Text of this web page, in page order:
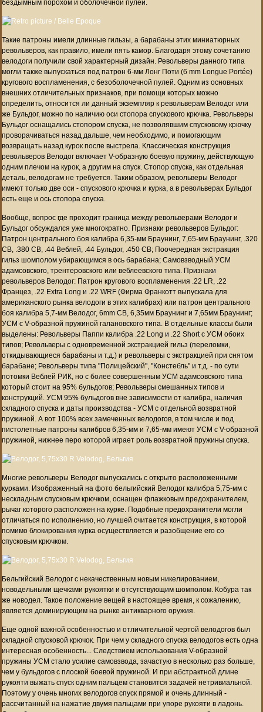
бездымным порохом и оболочечной пулей.
Такие патроны имели длинные гильзы, а барабаны этих миниатюрных
револьверов, как правило, имели пять камор. Благодаря этому сочетанию
велодоги получили свой характерный дизайн. Револьверы данного типа
могли также выпускаться под патрон 6-мм Лонг Поти (6 mm Longue Portée)
кругового воспламенения, с безоболочечной пулей. Одним из основных
внешних отличительных признаков, при помощи которых можно
определить, относится ли данный экземпляр к револьверам Велодог или
же Бульдог, можно по наличию оси стопора спускового крючка. Револьверы
Бульдог оснащались стопором спуска, не позволявшим спусковому крючку
проворачиваться назад дальше, чем необходимо, и помогающим
возвращать назад курок после выстрела. Классическая конструкция
револьверов Велодог включает V-образную боевую пружину, действующую
одним плечом на курок, а другим на спуск. Стопор спуска, как отдельная
деталь, велодогам не требуется. Таким образом, револьверы Велодог
имеют только две оси - спускового крючка и курка, а в револьверах Бульдог
есть еще и ось стопора спуска.
Вообще, вопрос где проходит граница между револьверами Велодог и
Бульдог обсуждался уже многократно. Признаки револьверов Бульдог:
Патрон центрального боя калибра 6,35-мм Браунинг, 7,65-мм Браунинг, .320
CB, .380 CB, .44 Веблей, .44 Бульдог, .450 CB; Поочередная экстракция
гильз шомполом убирающимся в ось барабана; Самовзводный УСМ
адамсовского, трентеровского или веблеевского типа. Признаки
револьверов Велодог: Патрон кругового воспламенения .22 LR, .22
Францез, .22 Extra Long и .22 WRF (Фирма Франкотт выпускала для
американского рынка велодоги в этих калибрах) или патрон центрального
боя калибра 5,7-мм Велодог, 6mm CB, 6,35мм Браунинг и 7,65мм Браунинг;
УСМ с V-образной пружиной галановского типа. В отдельные классы были
выделены: Револьверы Паппи калибра .22 Long и .22 Short с УСМ обоих
типов; Револьверы с одновременной экстракцией гильз (переломки,
откидывающиеся барабаны и т.д.) и револьверы с экстракцией при снятом
барабане; Револьверы типа "Полицейский", "Констебль" и т.д. - по сути
потомки Веблей РИК, но с более совершенным УСМ адамсовского типа
который стоит на 95% бульдогов; Револьверы смешанных типов и
конструкций. УСМ 95% бульдогов вне зависимости от калибра, наличия
складного спуска и даты производства - УСМ с отдельной возвратной
пружиной. А вот 100% всех замеченных велодогов, в том числе и под
пистолетные патроны калибров 6,35-мм и 7,65-мм имеют УСМ с V-образной
пружиной, нижнее перо которой играет роль возвратной пружины спуска.
Многие револьверы Велодог выпускались с открыто расположенными
курками. Изображенный на фото бельгийский Велодог калибра 5,75-мм с
нескладным спусковым крючком, оснащен флажковым предохранителем,
рычаг которого расположен на курке. Подобные предохранители могли
отличаться по исполнению, но лучшей считается конструкция, в которой
помимо блокирования курка осуществляется и разобщение его со
спусковым крючком.
Бельгийский Велодог с некачественным новым никелированием,
новодельными щечками рукоятки и отсутствующим шомполом. Кобура так
же новодел. Такое положение вещей в настоящее время, к сожалению,
является доминирующим на рынке антикварного оружия.
Еще одной важной особенностью и отличительной чертой велодогов был
складной спусковой крючок. При чем у складного спуска велодогов есть одна
интересная особенность... Следствием использования V-образной
пружины УСМ стало усилие самовзвода, зачастую в несколько раз больше,
чем у бульдогов с плоской боевой пружиной. И при абстрактной длине
рукояти выжать спуск одним пальцем становится задачей нетривиальной.
Поэтому у очень многих велодогов спуск прямой и очень длинный -
рассчитанный на нажатие двумя пальцами при упоре рукояти в ладонь.